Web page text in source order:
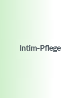
Intim-Pflege